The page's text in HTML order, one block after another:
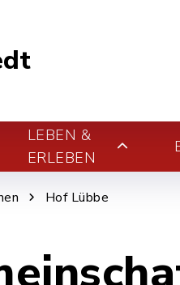
LEBEN &
ERLEBEN
Hof Lübbe